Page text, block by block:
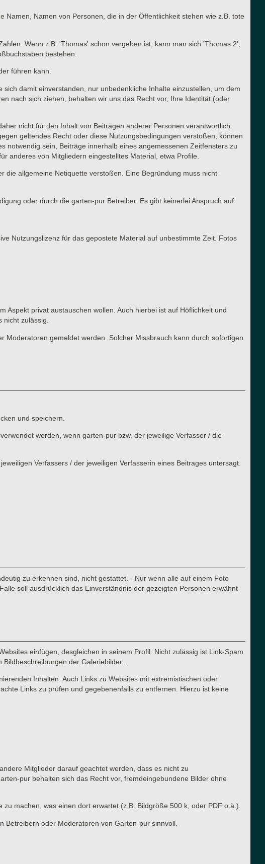
Namen von Personen, die in der Öffentlichkeit stehen wie z.B. tote
Wenn z.B. 'Thomas' schon vergeben ist, kann man sich 'Thomas 2',
bestehen.
führen kann.
damit einverstanden, nur unbedenkliche Inhalte einzustellen, um dem
nach sich ziehen, behalten wir uns das Recht vor, Ihre Identität (oder
nicht für den Inhalt von Beiträgen anderer Personen verantwortlich
geltendes Recht oder diese Nutzungsbedingungen verstoßen, können
notwendig sein, Beiträge innerhalb eines angemessenen Zeitfensters zu
anderes von Mitgliedern eingestelltes Material, etwa Profile.
die allgemeine Netiquette verstoßen. Eine Begründung muss nicht
oder durch die garten-pur Betreiber. Es gibt keinerlei Anspruch auf
Nutzungslizenz für das gepostete Material auf unbestimmte Zeit. Fotos
Aspekt privat austauschen wollen. Auch hierbei ist auf Höflichkeit und
nicht zulässig.
gemeldet werden. Solcher Missbrauch kann durch sofortigen
und speichern.
werden, wenn garten-pur bzw. der jeweilige Verfasser / die
Verfassers / der jeweiligen Verfasserin eines Beitrages untersagt.
zu erkennen sind, nicht gestattet. - Nur wenn alle auf einem Foto
soll ausdrücklich das Einverständnis der gezeigten Personen erwähnt
einfügen, desgleichen in seinem Profil. Nicht zulässig ist Link-Spam
der Galeriebilder .
Inhalten. Auch Links zu Websites mit extremistischen oder
Links zu prüfen und gegebenenfalls zu entfernen. Hierzu ist keine
Mitglieder darauf geachtet werden, dass es nicht zu
pur behalten sich das Recht vor, fremdeingebundene Bilder ohne
machen, was einen dort erwartet (z.B. Bildgröße 500 k, oder PDF o.ä.).
Betreibern oder Moderatoren von Garten-pur sinnvoll.